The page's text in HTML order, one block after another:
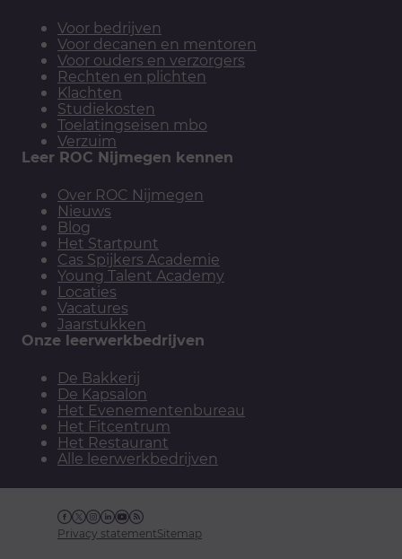
Voor bedrijven
Voor decanen en mentoren
Voor ouders en verzorgers
Rechten en plichten
Klachten
Studiekosten
Toelatingseisen mbo
Verzuim
Leer ROC Nijmegen kennen
Over ROC Nijmegen
Nieuws
Blog
Het Startpunt
Cas Spijkers Academie
Young Talent Academy
Locaties
Vacatures
Jaarstukken
Onze leerwerkbedrijven
De Bakkerij
De Kapsalon
Het Evenementenbureau
Het Fitcentrum
Het Restaurant
Alle leerwerkbedrijven
Facebook
Twitter
Instagram
Linkedin
YouTube
RSS
Privacy statementSitemap